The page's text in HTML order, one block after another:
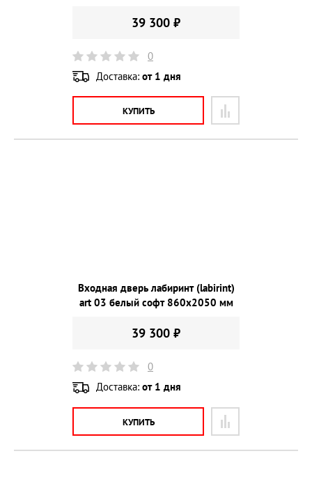
39 300 ₽
0
Доставка: от 1 дня
КУПИТЬ
Входная дверь лабиринт (labirint)
art 03 белый софт 860х2050 мм
39 300 ₽
0
Доставка: от 1 дня
КУПИТЬ